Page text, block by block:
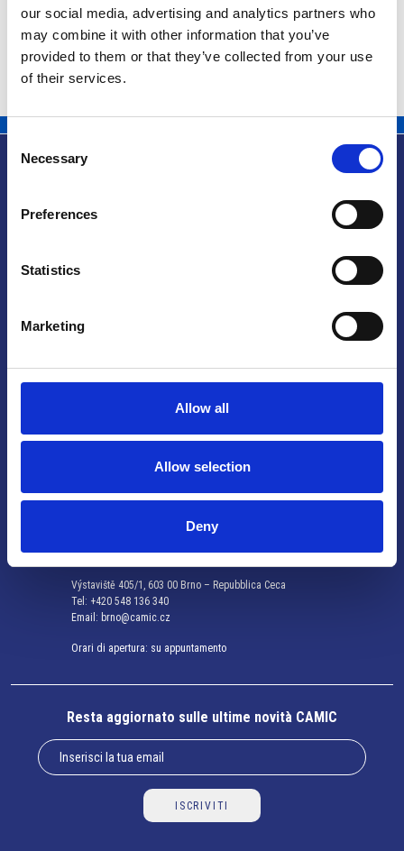
our social media, advertising and analytics partners who
may combine it with other information that you’ve
provided to them or that they’ve collected from your use
of their services.
Selection
Necessary
Preferences
Statistics
Marketing
Allow all
Allow selection
Deny
Codice commerciale della RC in italiano_Legge delle società
n.90/2012
10.03.2012
Praga
incontro con un referente, si prega di scrivere a info@camic.cz
Výstaviště 405/1, 603 00 Brno – Repubblica Ceca
Tel: +420 548 136 340
Email: brno@camic.cz
Orari di apertura: su appuntamento
Resta aggiornato sulle ultime novità CAMIC
ISCRIVITI